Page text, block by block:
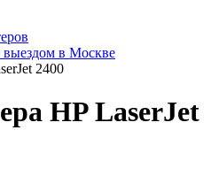
выездом в Москве
2400
HP LaserJet